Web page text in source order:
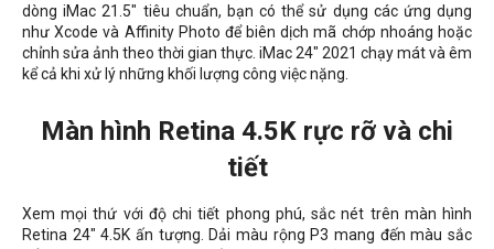
dòng iMac 21.5" tiêu chuẩn, bạn có thể sử dụng các ứng dụng
như Xcode và Affinity Photo để biên dịch mã chớp nhoáng hoặc
chỉnh sửa ảnh theo thời gian thực. iMac 24" 2021 chạy mát và êm
kể cả khi xử lý những khối lượng công việc nặng.
Màn hình Retina 4.5K rực rỡ và chi
tiết
Xem mọi thứ với độ chi tiết phong phú, sắc nét trên màn hình
Retina 24" 4.5K ấn tượng. Dải màu rộng P3 mang đến màu sắc